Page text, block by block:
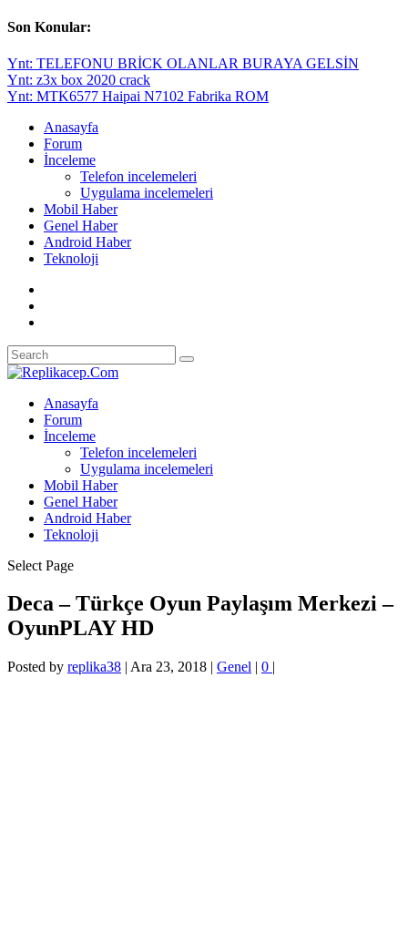
Son Konular:
Ynt: TELEFONU BRİCK OLANLAR BURAYA GELSİN
Ynt: z3x box 2020 crack
Ynt: MTK6577 Haipai N7102 Fabrika ROM
Anasayfa
Forum
İnceleme
Telefon incelemeleri
Uygulama incelemeleri
Mobil Haber
Genel Haber
Android Haber
Teknoloji
Anasayfa
Forum
İnceleme
Telefon incelemeleri
Uygulama incelemeleri
Mobil Haber
Genel Haber
Android Haber
Teknoloji
Select Page
Deca – Türkçe Oyun Paylaşım Merkezi –
OyunPLAY HD
Posted by replika38 | Ara 23, 2018 | Genel | 0 |